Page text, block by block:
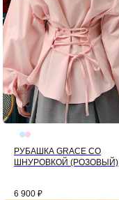
РУБАШКА GRACE СО
ШНУРОВКОЙ (РОЗОВЫЙ)
6 900 ₽